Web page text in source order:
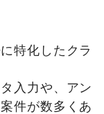
特化したクラ
入力や、アン
件が数多くあ